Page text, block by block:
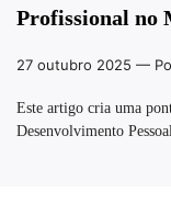
Profissional no
27 outubro 2025 —
Este artigo cria uma
Desenvolvimento